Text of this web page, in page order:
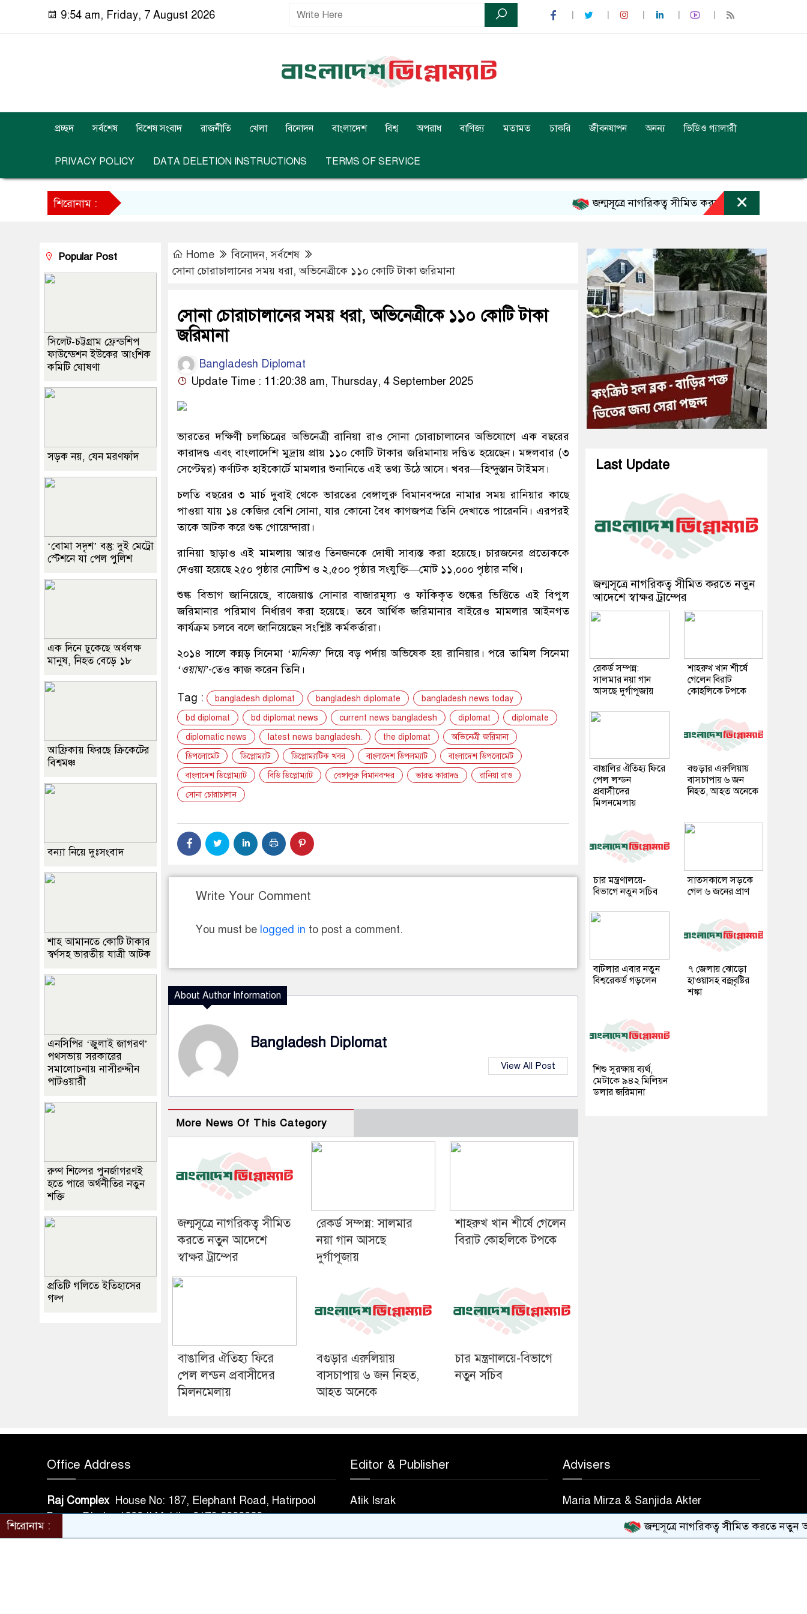
9:54 am, Friday, 7 August 2026
প্রচ্ছদ সর্বশেষ বিশেষ সংবাদ রাজনীতি খেলা বিনোদন বাংলাদেশ বিশ্ব অপরাধ বাণিজ্য মতামত চাকরি জীবনযাপন অনন্য ভিডিও গ্যালারী
PRIVACY POLICY DATA DELETION INSTRUCTIONS TERMS OF SERVICE
শিরোনাম : জন্মসূত্রে নাগরিকত্ব সীমিত করতে নতুন আদেশে স্বাক্ষর
×
Home বিনোদন,সর্বশেষ
সোনা চোরাচালানের সময় ধরা, অভিনেত্রীকে ১১০ কোটি টাকা জরিমানা
সোনা চোরাচালানের সময় ধরা, অভিনেত্রীকে ১১০ কোটি টাকা
জরিমানা
Bangladesh Diplomat
Update Time : 11:20:38 am, Thursday, 4 September 2025
ভারতের দক্ষিণী চলচ্চিত্রের অভিনেত্রী রানিয়া রাও সোনা চোরাচালানের অভিযোগে এক বছরের
কারাদণ্ড এবং বাংলাদেশি মুদ্রায় প্রায় ১১০ কোটি টাকার জরিমানায় দণ্ডিত হয়েছেন। মঙ্গলবার (৩
সেপ্টেম্বর) কর্ণাটক হাইকোর্টে মামলার শুনানিতে এই তথ্য উঠে আসে। খবর—হিন্দুস্তান টাইমস।
চলতি বছরের ৩ মার্চ দুবাই থেকে ভারতের বেঙ্গালুরু বিমানবন্দরে নামার সময় রানিয়ার কাছে
পাওয়া যায় ১৪ কেজির বেশি সোনা, যার কোনো বৈধ কাগজপত্র তিনি দেখাতে পারেননি। এরপরই
তাকে আটক করে শুল্ক গোয়েন্দারা।
রানিয়া ছাড়াও এই মামলায় আরও তিনজনকে দোষী সাব্যস্ত করা হয়েছে। চারজনের প্রত্যেককে
দেওয়া হয়েছে ২৫০ পৃষ্ঠার নোটিশ ও ২,৫০০ পৃষ্ঠার সংযুক্তি—মোট ১১,০০০ পৃষ্ঠার নথি।
শুল্ক বিভাগ জানিয়েছে, বাজেয়াপ্ত সোনার বাজারমূল্য ও ফাঁকিকৃত শুল্কের ভিত্তিতে এই বিপুল
জরিমানার পরিমাণ নির্ধারণ করা হয়েছে। তবে আর্থিক জরিমানার বাইরেও মামলার আইনগত
কার্যক্রম চলবে বলে জানিয়েছেন সংশ্লিষ্ট কর্মকর্তারা।
২০১৪ সালে কন্নড় সিনেমা ‘মানিক্য’ দিয়ে বড় পর্দায় অভিষেক হয় রানিয়ার। পরে তামিল সিনেমা
‘ওয়াঘা’-তেও কাজ করেন তিনি।
Tag : bangladesh diplomat bangladesh diplomate
bangladesh news today
bd diplomat
bd diplomat news current news bangladesh diplomat
diplomate
diplomatic news
latest news bangladesh. the diplomat
অভিনেত্রী জরিমানা
ডিপলোমেট
ডিপ্লোম্যাট ডিপ্লোম্যাটিক খবর বাংলাদেশ ডিপলম্যাট
বাংলাদেশ ডিপলোমেট
বাংলাদেশ ডিপ্লোম্যাট
বিডি ডিপ্লোম্যাট বেঙ্গালুরু বিমানবন্দর ভারত কারাদণ্ড
রানিয়া রাও
সোনা চোরাচালান
Write Your Comment
You must be logged in to post a comment.
About Author Information
Bangladesh Diplomat
View All Post
More News Of This Category
জন্মসূত্রে নাগরিকত্ব সীমিত
করতে নতুন আদেশে
স্বাক্ষর ট্রাম্পের
রেকর্ড সম্পন্ন: সালমার
নয়া গান আসছে
দুর্গাপূজায়
শাহরুখ খান শীর্ষে গেলেন
বিরাট কোহলিকে টপকে
বাঙালির ঐতিহ্য ফিরে
পেল লন্ডন প্রবাসীদের
মিলনমেলায়
বগুড়ার এরুলিয়ায়
বাসচাপায় ৬ জন নিহত,
আহত অনেকে
চার মন্ত্রণালয়ে-বিভাগে
নতুন সচিব
Popular Post
সিলেট-চট্টগ্রাম ফ্রেন্ডশিপ
ফাউন্ডেশন ইউকের আংশিক
কমিটি ঘোষণা
সড়ক নয়, যেন মরণফাঁদ
‘বোমা সদৃশ’ বস্তু: দুই মেট্রো
স্টেশনে যা পেল পুলিশ
এক দিনে ঢুকেছে অর্ধলক্ষ
মানুষ, নিহত বেড়ে ১৮
আফ্রিকায় ফিরছে ক্রিকেটের
বিশ্বমঞ্চ
বন্যা নিয়ে দুঃসংবাদ
শাহ আমানতে কোটি টাকার
স্বর্ণসহ ভারতীয় যাত্রী আটক
এনসিপির ‘জুলাই জাগরণ’
পথসভায় সরকারের
সমালোচনায় নাসীরুদ্দীন
পাটওয়ারী
রুগ্ণ শিল্পের পুনর্জাগরণই
হতে পারে অর্থনীতির নতুন
শক্তি
প্রতিটি গলিতে ইতিহাসের
গল্প
Last Update
জন্মসূত্রে নাগরিকত্ব সীমিত করতে নতুন
আদেশে স্বাক্ষর ট্রাম্পের
রেকর্ড সম্পন্ন:
সালমার নয়া গান
আসছে দুর্গাপূজায়
শাহরুখ খান শীর্ষে
গেলেন বিরাট
কোহলিকে টপকে
বাঙালির ঐতিহ্য ফিরে
পেল লন্ডন
প্রবাসীদের
মিলনমেলায়
বগুড়ার এরুলিয়ায়
বাসচাপায় ৬ জন
নিহত, আহত অনেকে
চার মন্ত্রণালয়ে-
বিভাগে নতুন সচিব
সাতসকালে সড়কে
গেল ৬ জনের প্রাণ
বাটলার এবার নতুন
বিশ্বরেকর্ড গড়লেন
৭ জেলায় ঝোড়ো
হাওয়াসহ বজ্রবৃষ্টির
শঙ্কা
শিশু সুরক্ষায় ব্যর্থ,
মেটাকে ৯৪২ মিলিয়ন
ডলার জরিমানা
Office Address
Raj Complex House No: 187, Elephant Road, Hatirpool
Bazar, Dhaka-1209 || Mobile: 0176-2398823
Editor & Publisher
Atik Israk
Advisers
Maria Mirza & Sanjida Akter
শিরোনাম : জন্মসূত্রে নাগরিকত্ব সীমিত করতে নতুন আদেশে